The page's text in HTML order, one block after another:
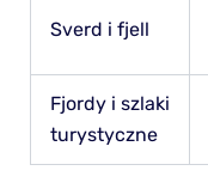
Sverd i fjell
Fjordy i szlaki
turystyczne